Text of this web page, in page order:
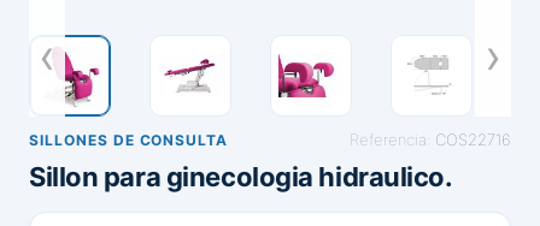
SILLONES DE CONSULTA Referencia: COS22716
Sillon para ginecologia hidraulico.